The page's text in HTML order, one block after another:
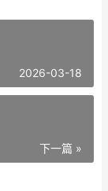
2026-03-18
下一篇 »